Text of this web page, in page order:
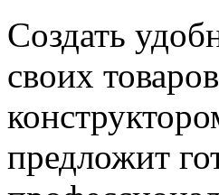
Создать
своих
предложит